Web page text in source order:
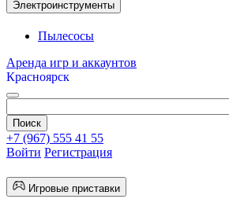
Электроинструменты
Пылесосы
Аренда игр и аккаунтов
Красноярск
+7 (967) 555 41 55
Войти Регистрация
Игровые приставки